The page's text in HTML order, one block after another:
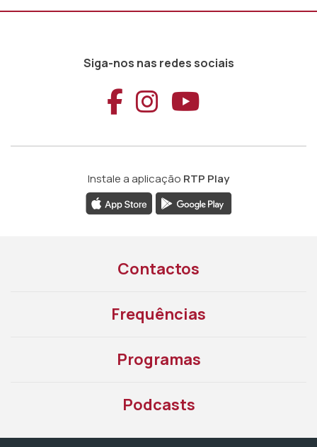
Siga-nos nas redes sociais
Aceder ao
Aceder ao
Aceder
Instale a aplicação RTP Play
Contactos
Frequências
Programas
Podcasts